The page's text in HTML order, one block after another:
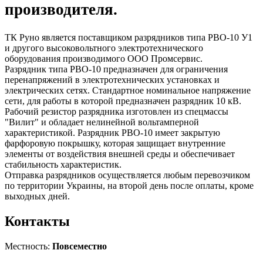
производителя.
ТК Руно является поставщиком разрядников типа РВО-10 У1
и другого высоковольтного электротехнического
оборудования производимого ООО Промсервис.
Разрядник типа РВО-10 предназначен для ограничения
перенапряжений в электротехнических установках и
электрических сетях. Стандартное номинальное напряжение
сети, для работы в которой предназначен разрядник 10 кВ.
Рабочий резистор разрядника изготовлен из спецмассы
"Вилит" и обладает нелинейной вольтамперной
характеристикой. Разрядник РВО-10 имеет закрытую
фарфоровую покрышку, которая защищает внутренние
элементы от воздействия внешней среды и обеспечивает
стабильность характеристик.
Отправка разрядников осуществляется любым перевозчиком
по территории Украины, на второй день после оплаты, кроме
выходных дней.
Контакты
Местность: Повсеместно